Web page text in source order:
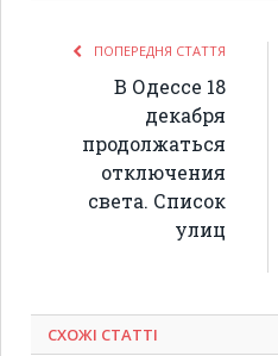
ПОПЕРЕДНЯ СТАТТЯ
В Одессе 18
декабря
продолжаться
отключения
света. Список
улиц
СХОЖІ СТАТТІ